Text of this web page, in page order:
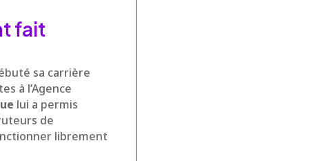
fait
sa carrière
à l’Agence
lui a permis
de
librement